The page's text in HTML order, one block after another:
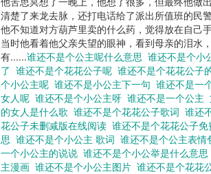
清楚了来龙去脉，还打电话给了派出所值班的民
他不知道对方葫芦里卖的什么药，觉得放在自己
当时他看着他父亲失望的眼神，看到母亲的泪水
有......谁还不是个公主呢什么意思 谁还不是个
了 谁还不是个花花公子呢 谁还不是个花花公
个小公主呢 谁还不是小公主下一句 谁还不是一
女人呢 谁还不是个小公主呀 谁还不是一个公主
的女人是什么歌 谁还不是个花花公子歌词 谁还
花公子未删减版在线阅读 谁还不是个花花公子
思 谁还不是个小公主 歌词 谁还不是个公主表
一个小公主的说说 谁还不是个小公举是什么意
主漫画 谁还不是个小公主图片 谁还不是个花花